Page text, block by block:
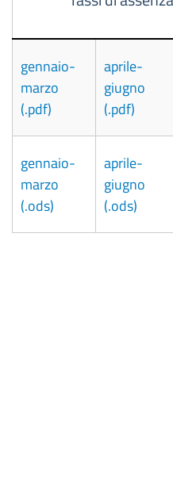
gennaio-
marzo
(.pdf)
aprile-
giugno
(.pdf)
gennaio-
marzo
(.ods)
aprile-
giugno
(.ods)